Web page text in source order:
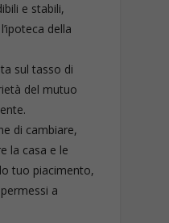
e stabili,
della
sul tasso di
del mutuo
di cambiare,
la casa e le
tuo piacimento,
a